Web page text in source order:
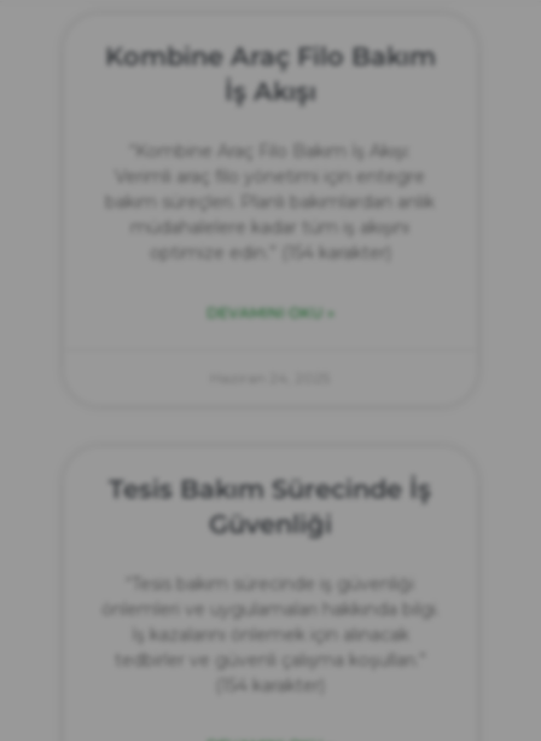
Kombine Araç Filo Bakım
İş Akışı
“Kombine Araç Filo Bakım İş Akışı:
Verimli araç filo yönetimi için entegre
bakım süreçleri. Planlı bakımlardan anlık
müdahalelere kadar tüm iş akışını
optimize edin.” (154 karakter)
DEVAMINI OKU »
Tesis Bakım Sürecinde İş
Güvenliği
“Tesis bakım sürecinde iş güvenliği
önlemleri ve uygulamaları hakkında bilgi.
İş kazalarını önlemek için alınacak
tedbirler ve güvenli çalışma koşulları.”
(154 karakter)